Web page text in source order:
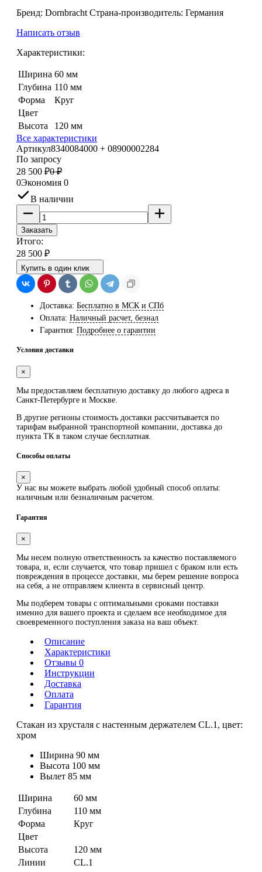
Бренд: Dornbracht Страна-производитель: Германия
Написать отзыв
Характеристики:
Ширина 60 мм
Глубина 110 мм
Форма
Круг
Цвет
Высота
120 мм
Все характеристики
Артикул8340084000 + 08900002284
По запросу
28 500 ₽0 ₽
0Экономия 0
В наличии
Заказать
Итого:
28 500 ₽
Купить в один клик
Доставка: Бесплатно в МСК и СПб
Оплата: Наличный расчет, безнал
Гарантия: Подробнее о гарантии
Условия доставки
×
Мы предоставляем бесплатную доставку до любого адреса в
Санкт-Петербурге и Москве.
В другие регионы стоимость доставки рассчитывается по
тарифам выбранной транспортной компании, доставка до
пункта ТК в таком случае бесплатная
Способы оплаты
×
У нас вы можете выбрать любой удобный способ оплаты:
наличным или безналичным расчетом.
Гарантия
×
Мы несем полную ответственность за качество поставляемого
товара, и, если случается, что товар пришел с браком или есть
повреждения в процессе доставки, мы берем решение вопроса
на себя, а не отправляем клиента в сервисный центр.
Мы подберем товары с оптимальными сроками поставки
именно для вашего проекта и сделаем все необходимое для
своевременного поступления заказа на ваш объект.
Описание
Характеристики
Отзывы 0
Инструкции
Доставка
Оплата
Гарантия
Стакан из хрусталя с настенным держателем CL.1, цвет:
хром
Ширина 90 мм
Высота 100 мм
Вылет 85 мм
Ширина
60 мм
Глубина
110 мм
Форма
Круг
Цвет
Высота
120 мм
Линии
CL.1